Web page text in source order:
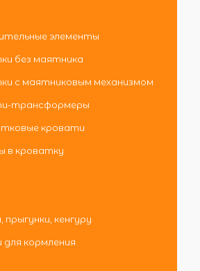
элементы
без маятника
с маятниковым механизмом
трансформеры
кровати
в кроватку
прыгунки, кенгуру
для кормления